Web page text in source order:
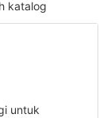
katalog